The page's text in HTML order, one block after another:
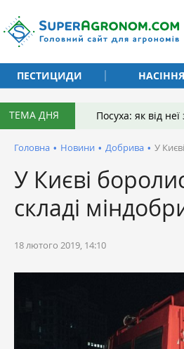
ПЕСТИЦИДИ
НАСІННЯ
ТЕМА ДНЯ Посуха: як від
Головна • Новини • Добрива • У
У Києві
складі
18 лютого 2019, 14:10